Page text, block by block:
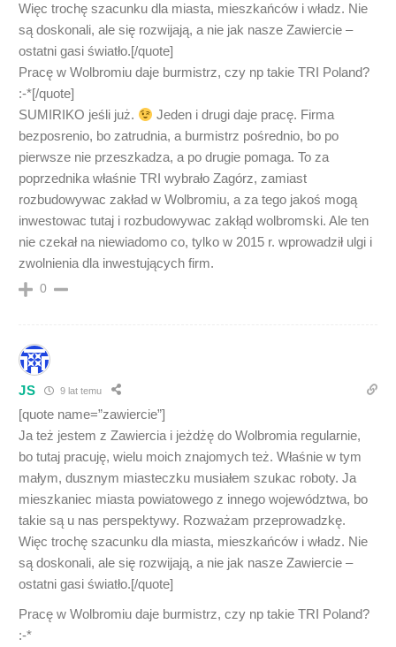
Więc trochę szacunku dla miasta, mieszkańców i władz. Nie
są doskonali, ale się rozwijają, a nie jak nasze Zawiercie –
ostatni gasi światło.[/quote]
Pracę w Wolbromiu daje burmistrz, czy np takie TRI Poland?
:-*[/quote]
SUMIRIKO jeśli już.
Jeden i drugi daje pracę. Firma
bezposrenio, bo zatrudnia, a burmistrz pośrednio, bo po
pierwsze nie przeszkadza, a po drugie pomaga. To za
poprzednika właśnie TRI wybrało Zagórz, zamiast
rozbudowywac zakład w Wolbromiu, a za tego jakoś mogą
inwestowac tutaj i rozbudowywac zakłąd wolbromski. Ale ten
nie czekał na niewiadomo co, tylko w 2015 r. wprowadził ulgi i
zwolnienia dla inwestujących firm.
0
JS 9 lat temu
[quote name=”zawiercie”]
Ja też jestem z Zawiercia i jeżdżę do Wolbromia regularnie,
bo tutaj pracuję, wielu moich znajomych też. Właśnie w tym
małym, dusznym miasteczku musiałem szukac roboty. Ja
mieszkaniec miasta powiatowego z innego województwa, bo
takie są u nas perspektywy. Rozważam przeprowadzkę.
Więc trochę szacunku dla miasta, mieszkańców i władz. Nie
są doskonali, ale się rozwijają, a nie jak nasze Zawiercie –
ostatni gasi światło.[/quote]
Pracę w Wolbromiu daje burmistrz, czy np takie TRI Poland?
:-*